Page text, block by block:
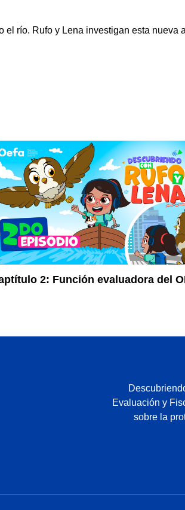
río. Rufo y Lena investigan esta
2: Función evaluadora del
Evaluación y
sobre la